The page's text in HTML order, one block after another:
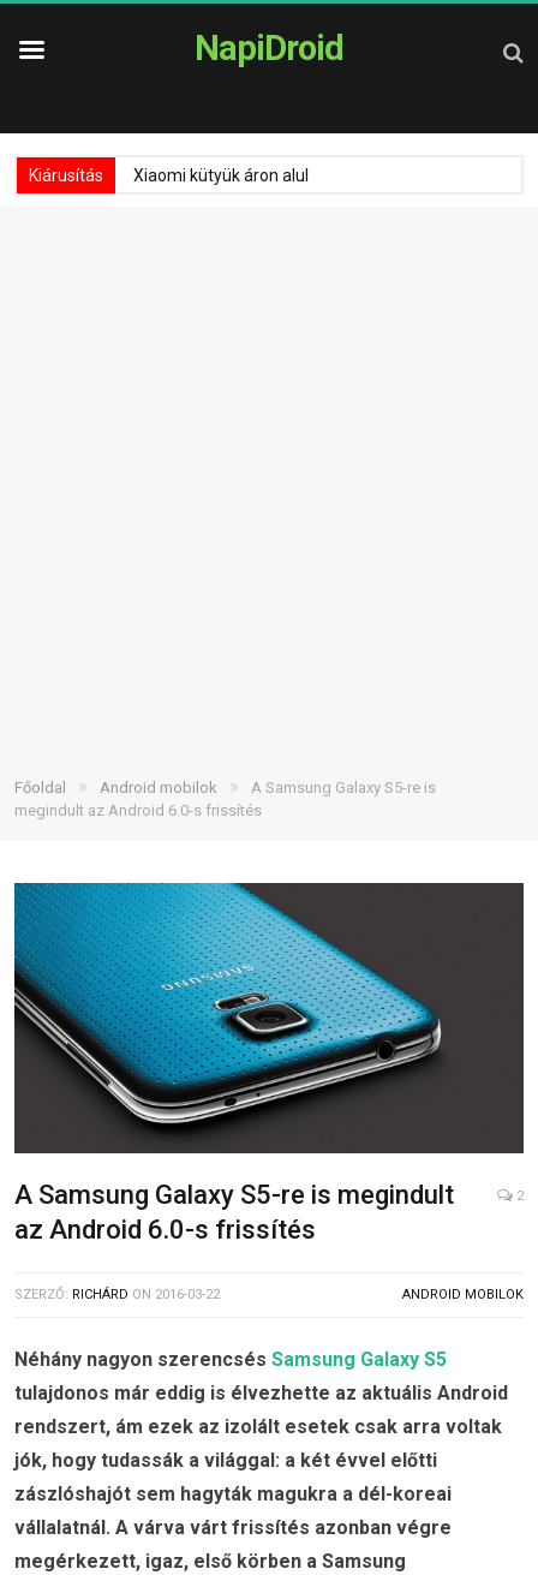
NapiDroid
Kiárusítás Xiaomi kütyük áron alul
Főoldal » Android mobilok »
A Samsung Galaxy S5-re is
megindult az Android 6.0-s frissítés
A Samsung Galaxy S5-re is megindult
az Android 6.0-s frissítés
2
SZERZŐ: RICHÁRD ON 2016-03-22 ANDROID MOBILOK
Néhány nagyon szerencsés Samsung Galaxy S5
tulajdonos már eddig is élvezhette az aktuális Android
rendszert, ám ezek az izolált esetek csak arra voltak
jók, hogy tudassák a világgal: a két évvel előtti
zászlóshajót sem hagyták magukra a dél-koreai
vállalatnál. A várva várt frissítés azonban végre
megérkezett, igaz, első körben a Samsung